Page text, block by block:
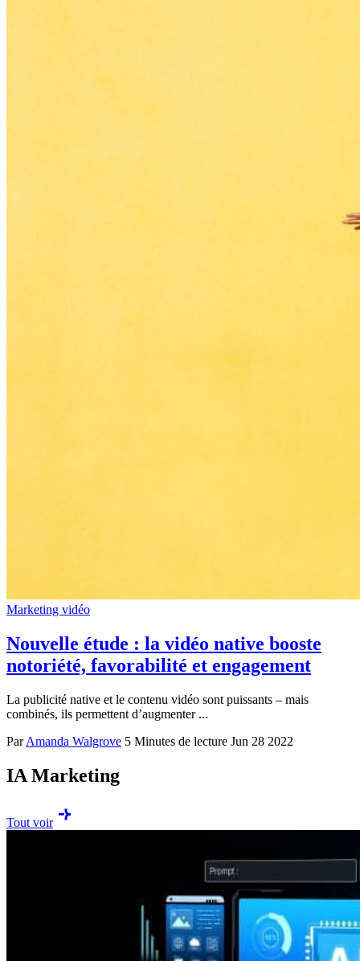
Marketing vidéo
Nouvelle étude : la vidéo native booste
notoriété, favorabilité et engagement
La publicité native et le contenu vidéo sont puissants – mais
combinés, ils permettent d’augmenter ...
Par Amanda Walgrove 5 Minutes de lecture Jun 28 2022
IA Marketing
Tout voir